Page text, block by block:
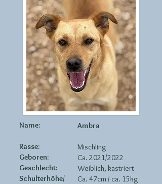
Name:
Rasse:
Geboren:
Geschlecht:
Schulterhöhe/
Ambra
Mischling
Ca. 2021/2022
Weiblich, kastriert
Ca. 47cm / ca. 15kg